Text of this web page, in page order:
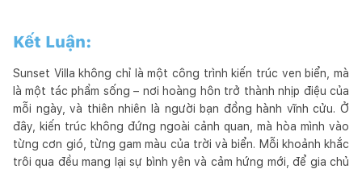
Kết Luận:
Sunset Villa không chỉ là một công trình kiến trúc ven biển, mà
là một tác phẩm sống – nơi hoàng hôn trở thành nhịp điệu của
mỗi ngày, và thiên nhiên là người bạn đồng hành vĩnh cửu. Ở
đây, kiến trúc không đứng ngoài cảnh quan, mà hòa mình vào
từng cơn gió, từng gam màu của trời và biển. Mỗi khoảnh khắc
trôi qua đều mang lại sự bình yên và cảm hứng mới, để gia chủ